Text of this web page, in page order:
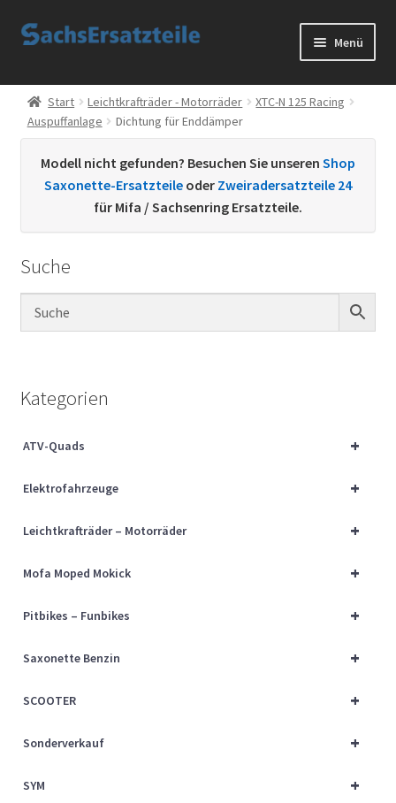
Zur
Zum
Menü
Start
AGB
Datenschutzerklärung
Kontakt
Sachs Ersatzteile
Über uns
Start Leichtkrafträder - Motorräder
XTC-N 125 Racing
Auspuffanlage
Dichtung für Enddämper
Modell nicht gefunden? Besuchen Sie unseren Shop
Saxonette-Ersatzteile oder Zweiradersatzteile 24
für Mifa / Sachsenring Ersatzteile.
Suche
Kategorien
+
ATV-Quads
+
Elektrofahrzeuge
+
Leichtkrafträder – Motorräder
+
Mofa Moped Mokick
+
Pitbikes – Funbikes
+
Saxonette Benzin
+
SCOOTER
+
Sonderverkauf
+
SYM